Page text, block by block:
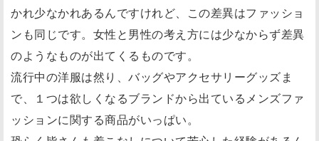
かれ少なかれあるんですけれど、この差異はファッショ
ンも同じです。女性と男性の考え方には少なからず差異
のようなものが出てくるものです。
流行中の洋服は然り、バッグやアクセサリーグッズま
で、１つは欲しくなるブランドから出ているメンズファ
ッションに関する商品がいっぱい。